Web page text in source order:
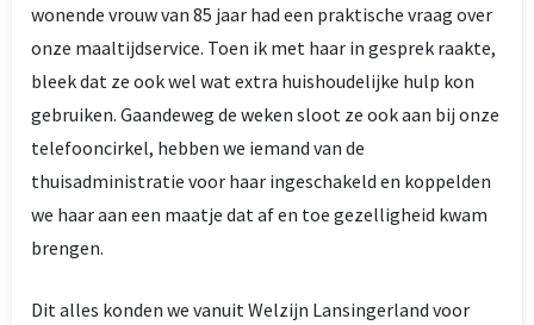
wonende vrouw van 85 jaar had een praktische vraag over
onze maaltijdservice. Toen ik met haar in gesprek raakte,
bleek dat ze ook wel wat extra huishoudelijke hulp kon
gebruiken. Gaandeweg de weken sloot ze ook aan bij onze
telefooncirkel, hebben we iemand van de
thuisadministratie voor haar ingeschakeld en koppelden
we haar aan een maatje dat af en toe gezelligheid kwam
brengen.
Dit alles konden we vanuit Welzijn Lansingerland voor